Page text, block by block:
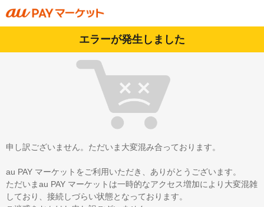
エラーが発生しました
申し訳ございません。ただいま大変混み合っております。
au PAY マーケットをご利用いただき、ありがとうございます。
ただいまau PAY マーケットは一時的なアクセス増加により大変混雑
しており、接続しづらい状態となっております。